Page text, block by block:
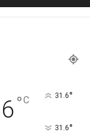
°C 31.6°
31.6°